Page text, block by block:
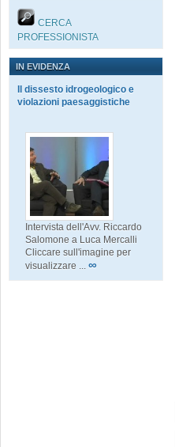
CERCA
PROFESSIONISTA
IN EVIDENZA
Il dissesto idrogeologico e
violazioni paesaggistiche
Intervista dell'Avv. Riccardo
Salomone a Luca Mercalli
Cliccare sull'imagine per
visualizzare ... ∞